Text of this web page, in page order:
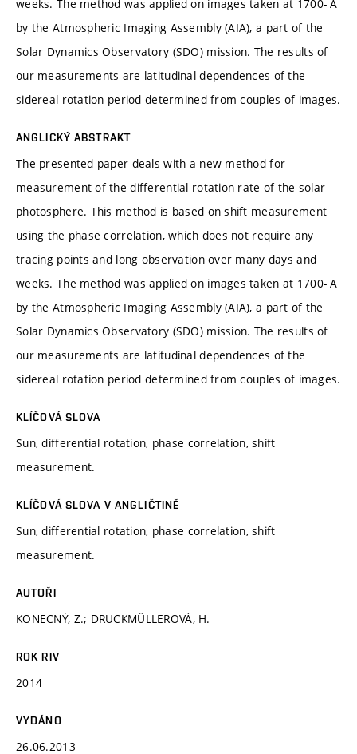
weeks. The method was applied on images taken at 1700- A
by the Atmospheric Imaging Assembly (AIA), a part of the
Solar Dynamics Observatory (SDO) mission. The results of
our measurements are latitudinal dependences of the
sidereal rotation period determined from couples of images.
ANGLICKÝ ABSTRAKT
The presented paper deals with a new method for
measurement of the differential rotation rate of the solar
photosphere. This method is based on shift measurement
using the phase correlation, which does not require any
tracing points and long observation over many days and
weeks. The method was applied on images taken at 1700- A
by the Atmospheric Imaging Assembly (AIA), a part of the
Solar Dynamics Observatory (SDO) mission. The results of
our measurements are latitudinal dependences of the
sidereal rotation period determined from couples of images.
KLÍČOVÁ SLOVA
Sun, differential rotation, phase correlation, shift
measurement.
KLÍČOVÁ SLOVA V ANGLIČTINĚ
Sun, differential rotation, phase correlation, shift
measurement.
AUTOŘI
KONECNÝ, Z.; DRUCKMÜLLEROVÁ, H.
ROK RIV
2014
VYDÁNO
26.06.2013